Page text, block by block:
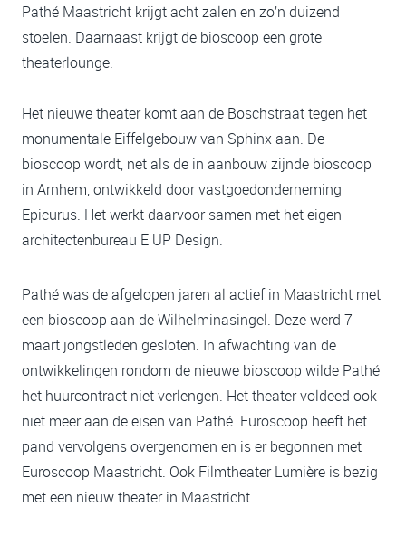
Pathé Maastricht krijgt acht zalen en zo’n duizend
stoelen. Daarnaast krijgt de bioscoop een grote
theaterlounge.
Het nieuwe theater komt aan de Boschstraat tegen het
monumentale Eiffelgebouw van Sphinx aan. De
bioscoop wordt, net als de in aanbouw zijnde bioscoop
in Arnhem, ontwikkeld door vastgoedonderneming
Epicurus. Het werkt daarvoor samen met het eigen
architectenbureau E UP Design.
Pathé was de afgelopen jaren al actief in Maastricht met
een bioscoop aan de Wilhelminasingel. Deze werd 7
maart jongstleden gesloten. In afwachting van de
ontwikkelingen rondom de nieuwe bioscoop wilde Pathé
het huurcontract niet verlengen. Het theater voldeed ook
niet meer aan de eisen van Pathé. Euroscoop heeft het
pand vervolgens overgenomen en is er begonnen met
Euroscoop Maastricht. Ook Filmtheater Lumière is bezig
met een nieuw theater in Maastricht.